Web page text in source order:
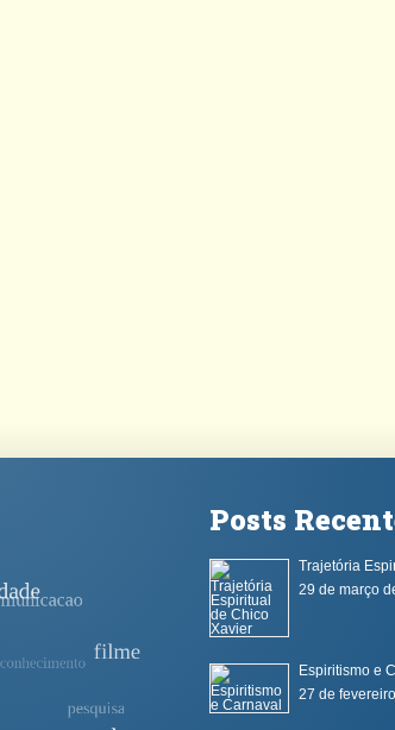
Posts
Trajetória
29 de março
Espiritismo e
27 de